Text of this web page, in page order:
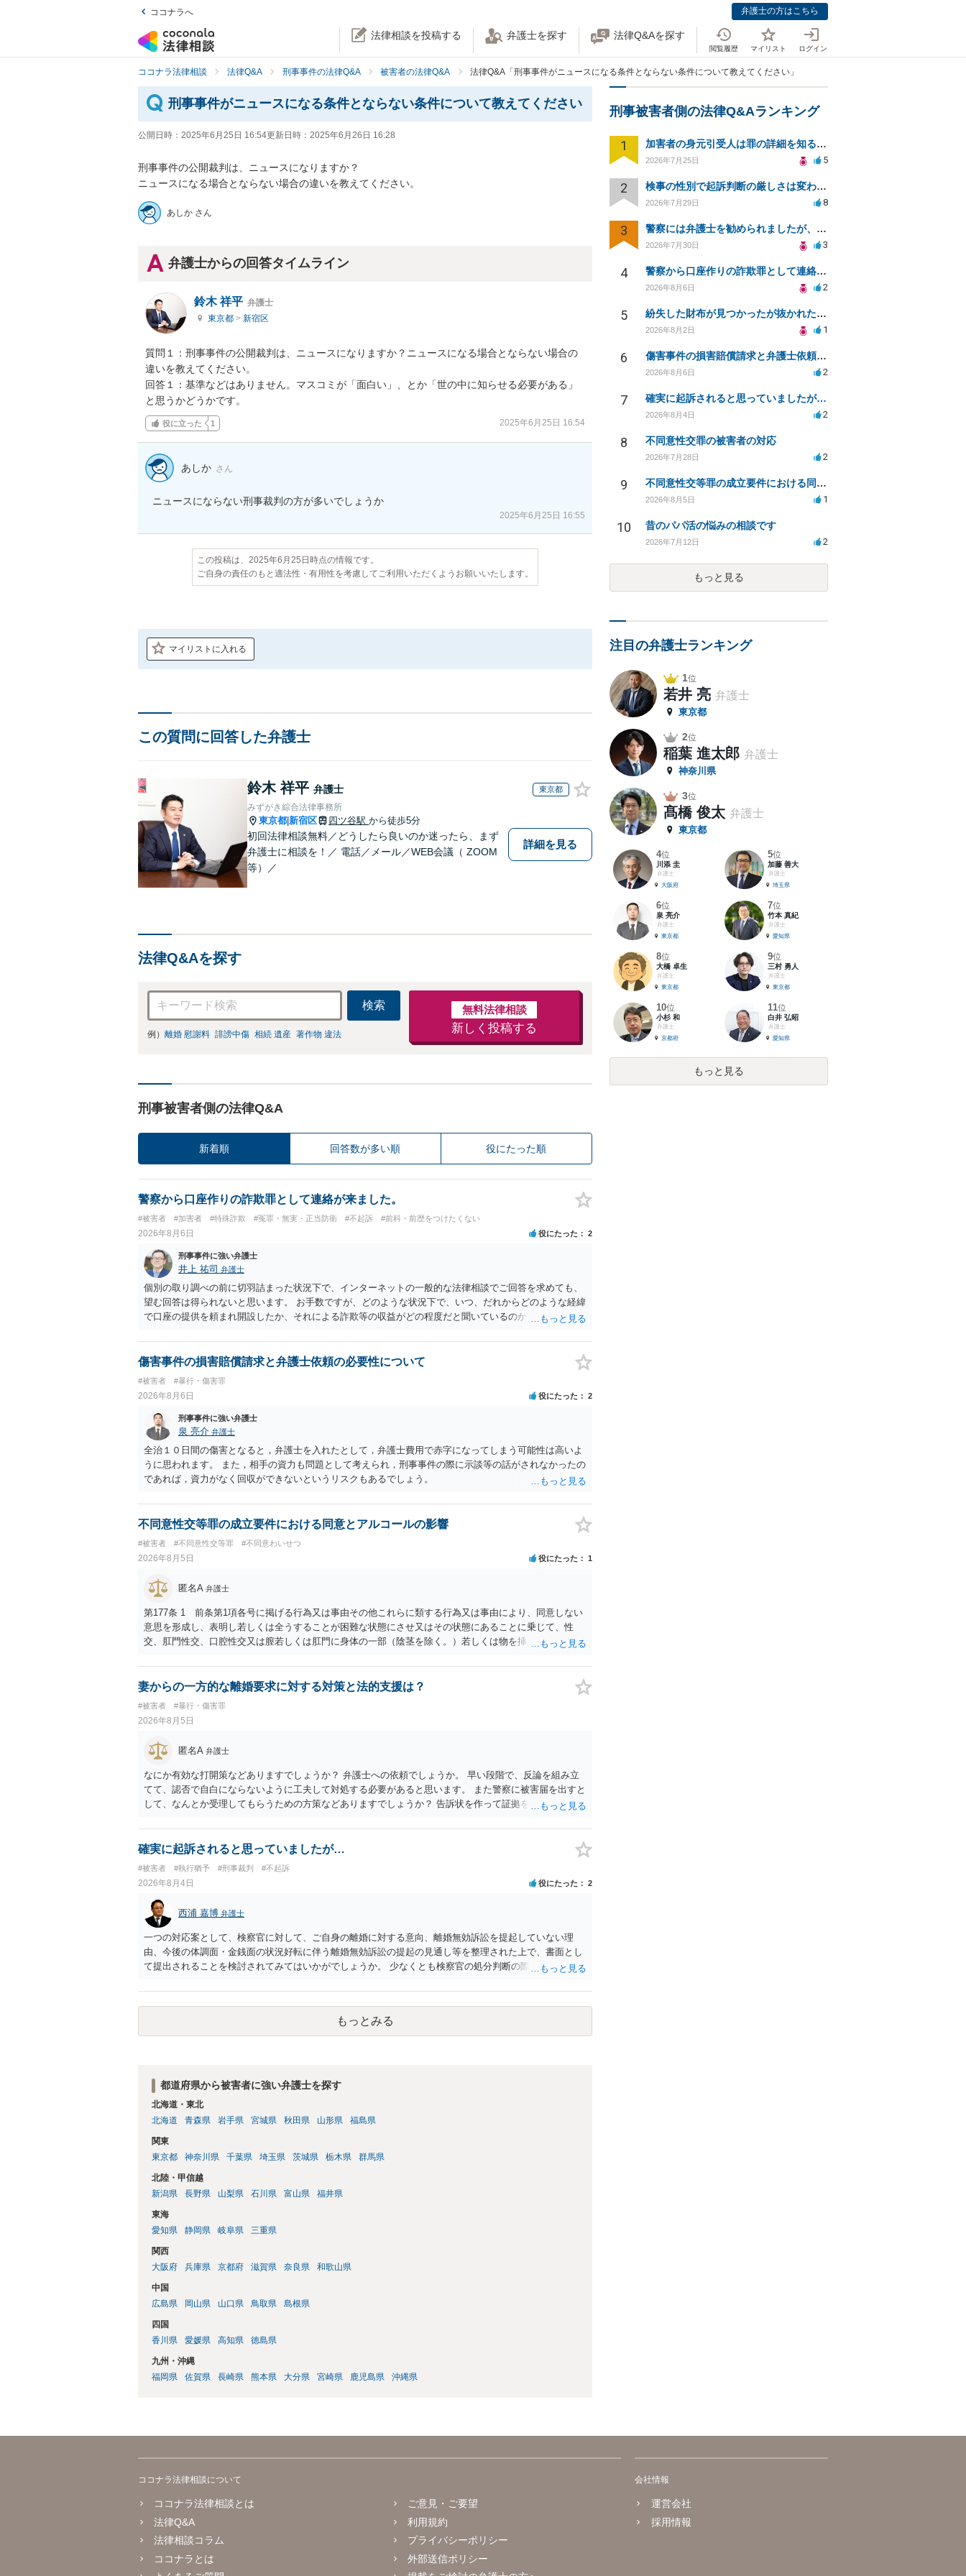
ココナラへ 弁護士の方はこちら
法律相談を投稿する 弁護士を探す 法律Q&Aを探す
閲覧履歴 マイリスト ログイン
ココナラ法律相談 法律Q&A 刑事事件の法律Q&A 被害者の法律Q&A 法律Q&A「刑事事件がニュースになる条件とならない条件について教えてください」
刑事事件がニュースになる条件とならない条件について教えてください
公開日時： 2025年6月25日 16:54更新日時： 2025年6月26日 16:28
刑事事件の公開裁判は、ニュースになりますか？
ニュースになる場合とならない場合の違いを教えてください。
あしか さん
弁護士からの回答タイムライン
鈴木 祥平 弁護士
東京都 > 新宿区
質問１：刑事事件の公開裁判は、ニュースになりますか？ニュースになる場合とならない場合の
違いを教えてください。
回答１：基準などはありません。マスコミが「面白い」、とか「世の中に知らせる必要がある」
と思うかどうかです。
役に立った 1 2025年6月25日 16:54
あしか さん
ニュースにならない刑事裁判の方が多いでしょうか
2025年6月25日 16:55
この投稿は、2025年6月25日時点の情報です。
ご自身の責任のもと適法性・有用性を考慮してご利用いただくようお願いいたします。
マイリストに入れる
この質問に回答した弁護士
鈴木 祥平 弁護士 東京都
みずがき綜合法律事務所
東京都 新宿区 四ツ谷駅 から徒歩5分
初回法律相談無料／どうしたら良いのか迷ったら、まず
弁護士に相談を！／ 電話／メール／WEB会議（ ZOOM
等）／
詳細を見る
法律Q&Aを探す
検索
例） 離婚 慰謝料 誹謗中傷 相続 遺産 著作物 違法
無料法律相談
新しく投稿する
刑事被害者側の法律Q&A
新着順 回答数が多い順 役にたった順
警察から口座作りの詐欺罪として連絡が来ました。
#被害者 #加害者 #特殊詐欺 #冤罪・無実・正当防衛 #不起訴 #前科・前歴をつけたくない
2026年8月6日 役にたった 2
刑事事件に強い弁護士
井上 祐司 弁護士
個別の取り調べの前に切羽詰まった状況下で、インターネットの一般的な法律相談でご回答を求めても、
望む回答は得られないと思います。 お手数ですが、どのような状況下で、いつ、だれからどのような経緯
で口座の提供を頼まれ開設したか、それによる詐欺等の収益がどの程度だと聞いているのかということに
でいえば、任意取り調べの場合、ＩＣレコーダーを持参して取り調べ内容を録音することは必須だと考え
ます。
傷害事件の損害賠償請求と弁護士依頼の必要性について
#被害者 #暴行・傷害罪
2026年8月6日 役にたった 2
刑事事件に強い弁護士
泉 亮介 弁護士
全治１０日間の傷害となると，弁護士を入れたとして，弁護士費用で赤字になってしまう可能性は高いよ
うに思われます。 また，相手の資力も問題として考えられ，刑事事件の際に示談等の話がされなかったの
であれば，資力がなく回収ができないというリスクもあるでしょう。
不同意性交等罪の成立要件における同意とアルコールの影響
#被害者 #不同意性交等罪 #不同意わいせつ
2026年8月5日 役にたった 1
匿名A 弁護士
第177条 1 前条第1項各号に掲げる行為又は事由その他これらに類する行為又は事由により、同意しない
意思を形成し、表明し若しくは全うすることが困難な状態にさせ又はその状態にあることに乗じて、性
交、肛門性交、口腔性交又は膣若しくは肛門に身体の一部（陰茎を除く。）若しくは物を挿入する行為で
係の有無にかかわらず、5年以上の有期拘禁刑に処する。 第176条 1次に掲げる行為又は事由その他これら
に類する行為又は事由により、同意しない意思を形成し、表明し若しくは全うすることが困難な状態にさ
上10年以下の拘禁刑に処する。 ③アルコール若しくは薬物を摂取させること又はそれらの影響があるこ
と。 以上の通りですから、アルコール摂取だけでなく、「同意しない意思を形成し、表明し若しくは全う
することが困難な状態」であることが必要です。
妻からの一方的な離婚要求に対する対策と法的支援は？
#被害者 #暴行・傷害罪
2026年8月5日
匿名A 弁護士
なにか有効な打開策などありますでしょうか？ 弁護士への依頼でしょうか。 早い段階で、反論を組み立
てて、認否で自白にならないように工夫して対処する必要があると思います。 また警察に被害届を出すと
して、なんとか受理してもらうための方策などありますでしょうか？ 告訴状を作って証拠をそろえて出す
確実に起訴されると思っていましたが…
#被害者 #執行猶予 #刑事裁判 #不起訴
2026年8月4日 役にたった 2
西浦 嘉博 弁護士
一つの対応案として、検察官に対して、ご自身の離婚に対する意向、離婚無効訴訟を提起していない理
由、今後の体調面・金銭面の状況好転に伴う離婚無効訴訟の提起の見通し等を整理された上で、書面とし
て提出されることを検討されてみてはいかがでしょうか。 少なくとも検察官の処分判断の際、相談者さん
合、最寄りの法律事務所での相談を検討ください
もっとみる
都道府県から被害者に強い弁護士を探す
北海道・東北
北海道
青森県 岩手県 宮城県 秋田県 山形県 福島県
関東
東京都
神奈川県 千葉県 埼玉県 茨城県 栃木県 群馬県
北陸・甲信越
新潟県
長野県 山梨県 石川県 富山県 福井県
東海
愛知県
静岡県 岐阜県 三重県
関西
大阪府
兵庫県 京都府 滋賀県 奈良県 和歌山県
中国
広島県
岡山県 山口県 鳥取県 島根県
四国
香川県
愛媛県 高知県 徳島県
九州・沖縄
福岡県
佐賀県 長崎県 熊本県 大分県 宮崎県 鹿児島県 沖縄県
刑事被害者側の法律Q&Aランキング
1 加害者の身元引受人は罪の詳細を知ることができるか？
2026年7月25日 5
2 検事の性別で起訴判断の厳しさは変わるのか知りたい
2026年7月29日 8
3 警察には弁護士を勧められましたが、費用対効果で依頼をすることを躊躇しています。
2026年7月30日 3
4 警察から口座作りの詐欺罪として連絡が来ました。
2026年8月6日 2
5 紛失した財布が見つかったが抜かれた現金について
2026年8月2日 1
6 傷害事件の損害賠償請求と弁護士依頼の必要性について
2026年8月6日 2
7 確実に起訴されると思っていましたが…
2026年8月4日 2
8 不同意性交罪の被害者の対応
2026年7月28日 2
9 不同意性交等罪の成立要件における同意とアルコールの影響
2026年8月5日 1
10 昔のパパ活の悩みの相談です
2026年7月12日 2
もっと見る
注目の弁護士ランキング
1位
若井 亮 弁護士
東京都
2位
稲葉 進太郎 弁護士
神奈川県
3位
髙橋 俊太 弁護士
東京都
4位
川添 圭
弁護士
大阪府
5位
加藤 善大
弁護士
埼玉県
6位
泉 亮介
弁護士
東京都
7位
竹本 真紀
弁護士
愛知県
8位
大橋 卓生
弁護士
東京都
9位
三村 勇人
弁護士
東京都
10位
小杉 和
弁護士
京都府
11位
白井 弘昭
弁護士
愛知県
もっと見る
ココナラ法律相談について
ココナラ法律相談とは
法律Q&A
法律相談コラム
ココナラとは
ご意見・ご要望
利用規約
プライバシーポリシー
外部送信ポリシー
会社情報
運営会社
採用情報